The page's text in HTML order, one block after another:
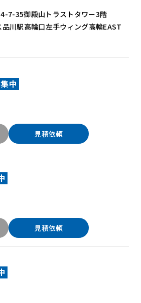
7-35御殿山トラストタワー3階
川駅高輪口左手ウィング高輪EAST
中
見積依頼
見積依頼